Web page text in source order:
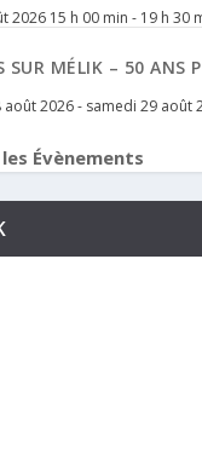
2026 15 h 00 min - 19 h 30
SUR MÉLIK – 50 ANS
août 2026- samedi 29 août
Évènements